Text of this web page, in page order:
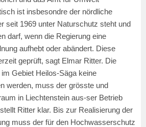
ist insbesondre der nördliche
seit 1969 unter Naturschutz steht und
darf, wenn die Regierung eine
aufhebt oder abändert. Diese
geprüft, sagt Elmar Ritter. Die
Gebiet Heilos-Säga keine
werden, muss der grösste und
in Liechtenstein aus-ser Betrieb
Ritter klar. Bis zur Realisierung der
muss der für den Hochwasserschutz